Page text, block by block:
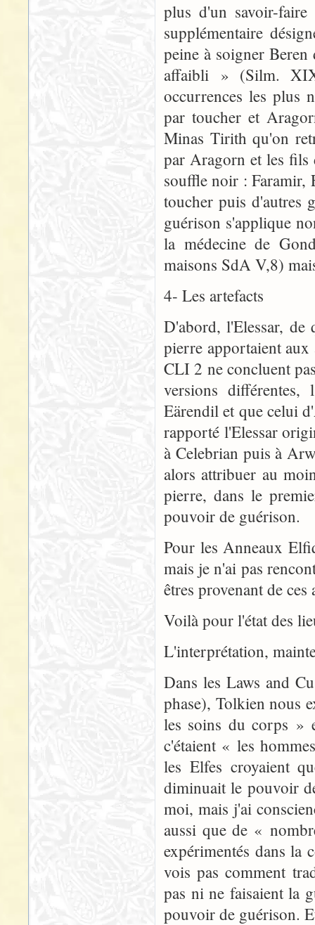
plus d'un savoir-
supplémentaire
peine à soigner
affaibli » (Silm.
occurrences les plus
par toucher et
Minas Tirith qu'on
par Aragorn et les fils
souffle noir : Faramir,
toucher puis d'autres
guérison s'applique
la médecine de
maisons SdA V,8)
4- Les artefacts
D'abord, l'Elessar,
pierre apportaient aux
CLI 2 ne concluent
versions
Eärendil et que celui
rapporté l'Elessar
à Celebrian puis à
alors attribuer au
pierre, dans le
pouvoir de guérison.
Pour les Anneaux
mais je n'ai pas
êtres provenant de ces
Voilà pour l'état des
L'interprétation,
Dans les Laws and
phase), Tolkien nous
les soins du corps »
c'étaient « les
les Elfes croyaient
diminuait le pouvoir
moi, mais j'ai
aussi que de «
expérimentés dans la
vois pas comment
pas ni ne faisaient la
pouvoir de guérison.